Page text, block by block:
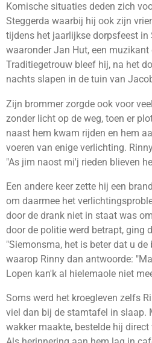
Komische situaties deden zich
Steggerda waarbij hij ook zijn
tijdens het jaarlijkse dorpsfeest in
waaronder Jan Hut, een muzikant
Traditiegetrouw bleef hij, na het
nachts slapen in de tuin van
Zijn brommer zorgde ook voor
zonder licht op de weg, toen er
naast hem kwam rijden en hem
voeren van enige verlichting.
"As jim naost mi'j rieden blieven
Een andere keer zette hij een
om daarmee het
door de drank niet in staat was
door de politie werd betrapt, ging
"Siemonsma, het is beter dat u
waarop Rinny dan antwoorde:
Lopen kan'k al hielemaole niet
Soms werd het kroegleven zelfs
viel dan bij de stamtafel in slaap.
wakker maakte, bestelde hij direct